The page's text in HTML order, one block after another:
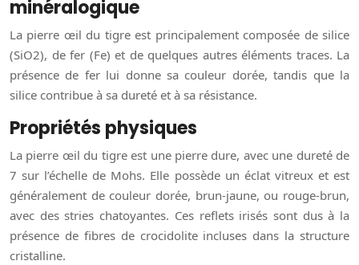
minéralogique
La pierre œil du tigre est principalement composée de silice
(SiO2), de fer (Fe) et de quelques autres éléments traces. La
présence de fer lui donne sa couleur dorée, tandis que la
silice contribue à sa dureté et à sa résistance.
Propriétés physiques
La pierre œil du tigre est une pierre dure, avec une dureté de
7 sur l’échelle de Mohs. Elle possède un éclat vitreux et est
généralement de couleur dorée, brun-jaune, ou rouge-brun,
avec des stries chatoyantes. Ces reflets irisés sont dus à la
présence de fibres de crocidolite incluses dans la structure
cristalline.